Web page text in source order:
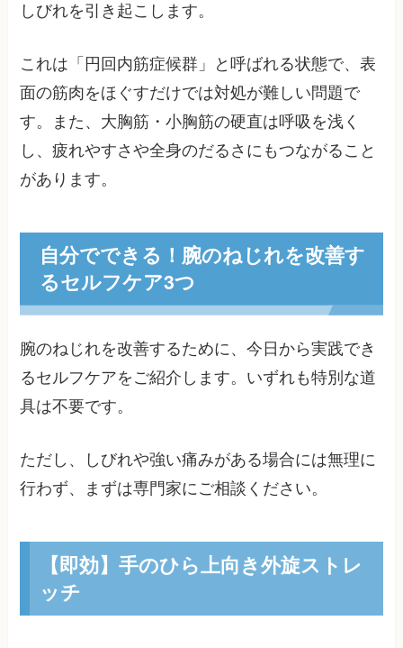
しびれを引き起こします。
これは「円回内筋症候群」と呼ばれる状態で、表
面の筋肉をほぐすだけでは対処が難しい問題で
す。また、大胸筋・小胸筋の硬直は呼吸を浅く
し、疲れやすさや全身のだるさにもつながること
があります。
自分でできる！腕のねじれを改善す
るセルフケア3つ
腕のねじれを改善するために、今日から実践でき
るセルフケアをご紹介します。いずれも特別な道
具は不要です。
ただし、しびれや強い痛みがある場合には無理に
行わず、まずは専門家にご相談ください。
【即効】手のひら上向き外旋ストレ
ッチ